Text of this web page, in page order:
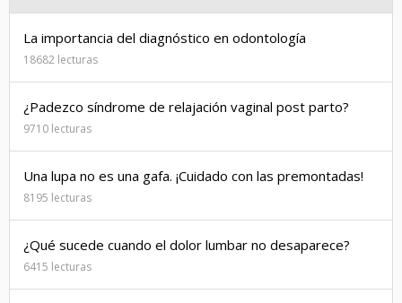
La importancia del diagnóstico en odontología
18682 lecturas
¿Padezco síndrome de relajación vaginal post parto?
9710 lecturas
Una lupa no es una gafa. ¡Cuidado con las premontadas!
8195 lecturas
¿Qué sucede cuando el dolor lumbar no desaparece?
6415 lecturas